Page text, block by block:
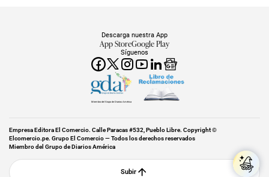
Síguenos
Descarga nuestra App
App StoreGoogle Play
Miembro del Grupo de Diarios América
Empresa Editora El Comercio. Calle Paracas #532, Pueblo Libre. Copyright ©
Elcomercio.pe. Grupo El Comercio — Todos los derechos reservados
Miembro del Grupo de Diarios América
Subir